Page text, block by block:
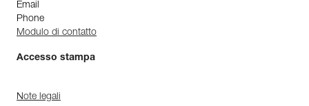
Email
Phone
Modulo di contatto
Accesso stampa
Note legali